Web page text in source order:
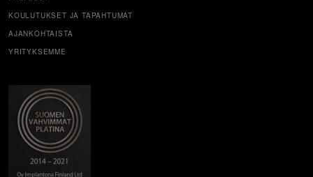
KOULUTUKSET JA TAPAHTUMAT
AJANKOHTAISTA
YRITYKSEMME